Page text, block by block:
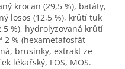
krocan (29,5 %), batáty,
losos (12,5 %), krůtí tuk
%), hydrolyzovaná krůtí
2 % (hexametafosfát
brusinky, extrakt ze
lékařský, FOS, MOS.